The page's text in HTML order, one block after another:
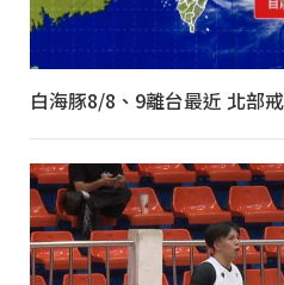
白海豚8/8、9離台最近 北部